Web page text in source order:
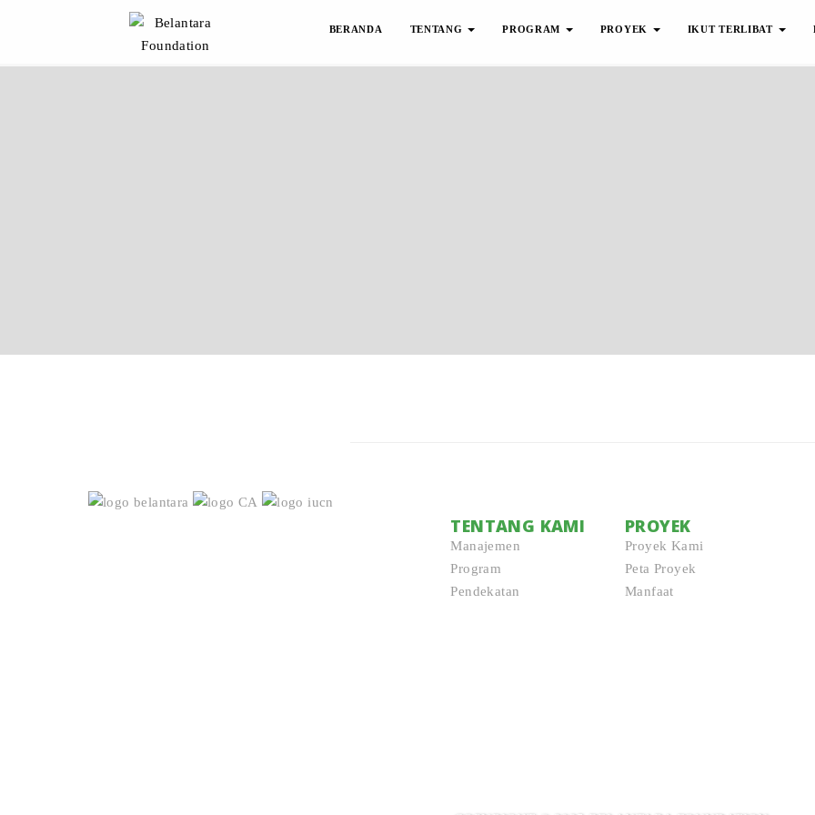
BERANDA TENTANG PROGRAM PROYEK IKUT TERLIBAT
TENTANG KAMI
Manajemen
Program
Pendekatan
PROYEK
Proyek Kami
Peta Proyek
Manfaat